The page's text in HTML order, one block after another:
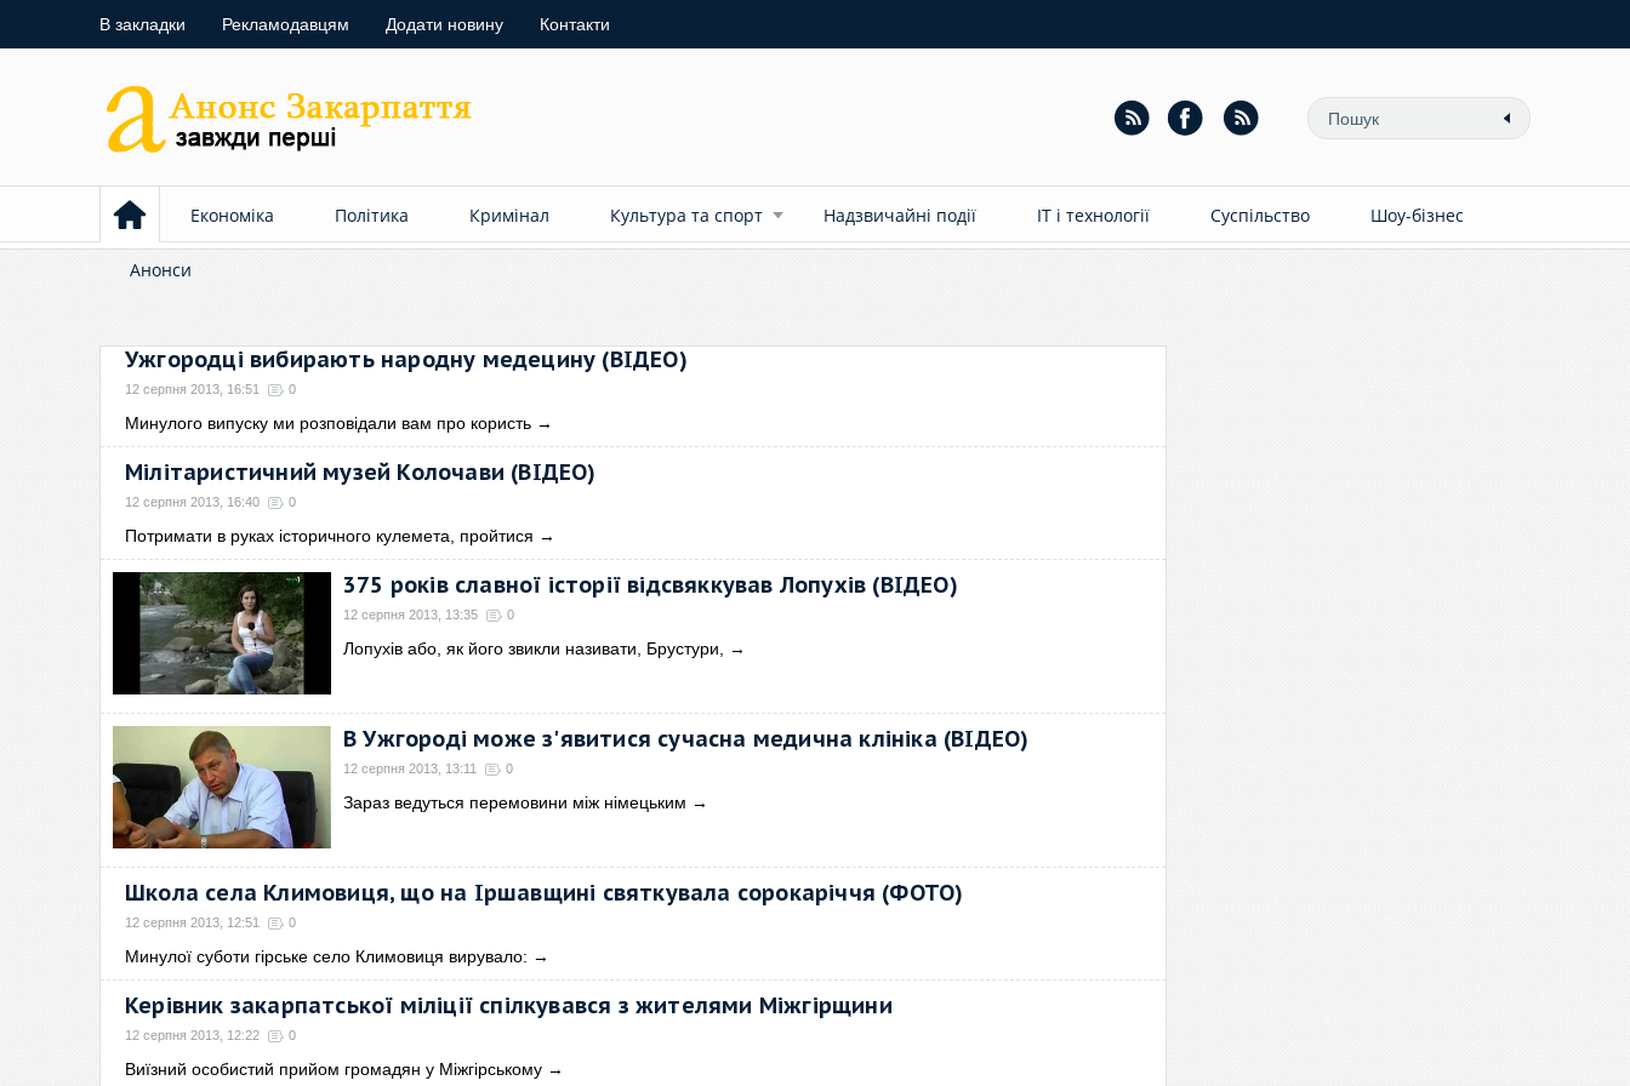
В закладки Рекламодавцям Додати новину Контакти
Економіка Політика Кримінал Культура та спорт Надзвичайні події ІТ і технології Суспільство Шоу-бізнес
Анонси
Ужгородці вибирають народну медецину (ВІДЕО)
12 серпня 2013, 16:51 0
Минулого випуску ми розповідали вам про користь →
Мілітаристичний музей Колочави (ВІДЕО)
12 серпня 2013, 16:40 0
Потримати в руках історичного кулемета, пройтися →
375 років славної історії відсвяккував Лопухів (ВІДЕО)
12 серпня 2013, 13:35 0
Лопухів або, як його звикли називати, Брустури, →
В Ужгороді може з'явитися сучасна медична клініка (ВІДЕО)
12 серпня 2013, 13:11 0
Зараз ведуться перемовини між німецьким →
Школа села Климовиця, що на Іршавщині святкувала сорокаріччя (ФОТО)
12 серпня 2013, 12:51 0
Минулої суботи гірське село Климовиця вирувало: →
Керівник закарпатської міліції спілкувався з жителями Міжгірщини
12 серпня 2013, 12:22 0
Виїзний особистий прийом громадян у Міжгірському →